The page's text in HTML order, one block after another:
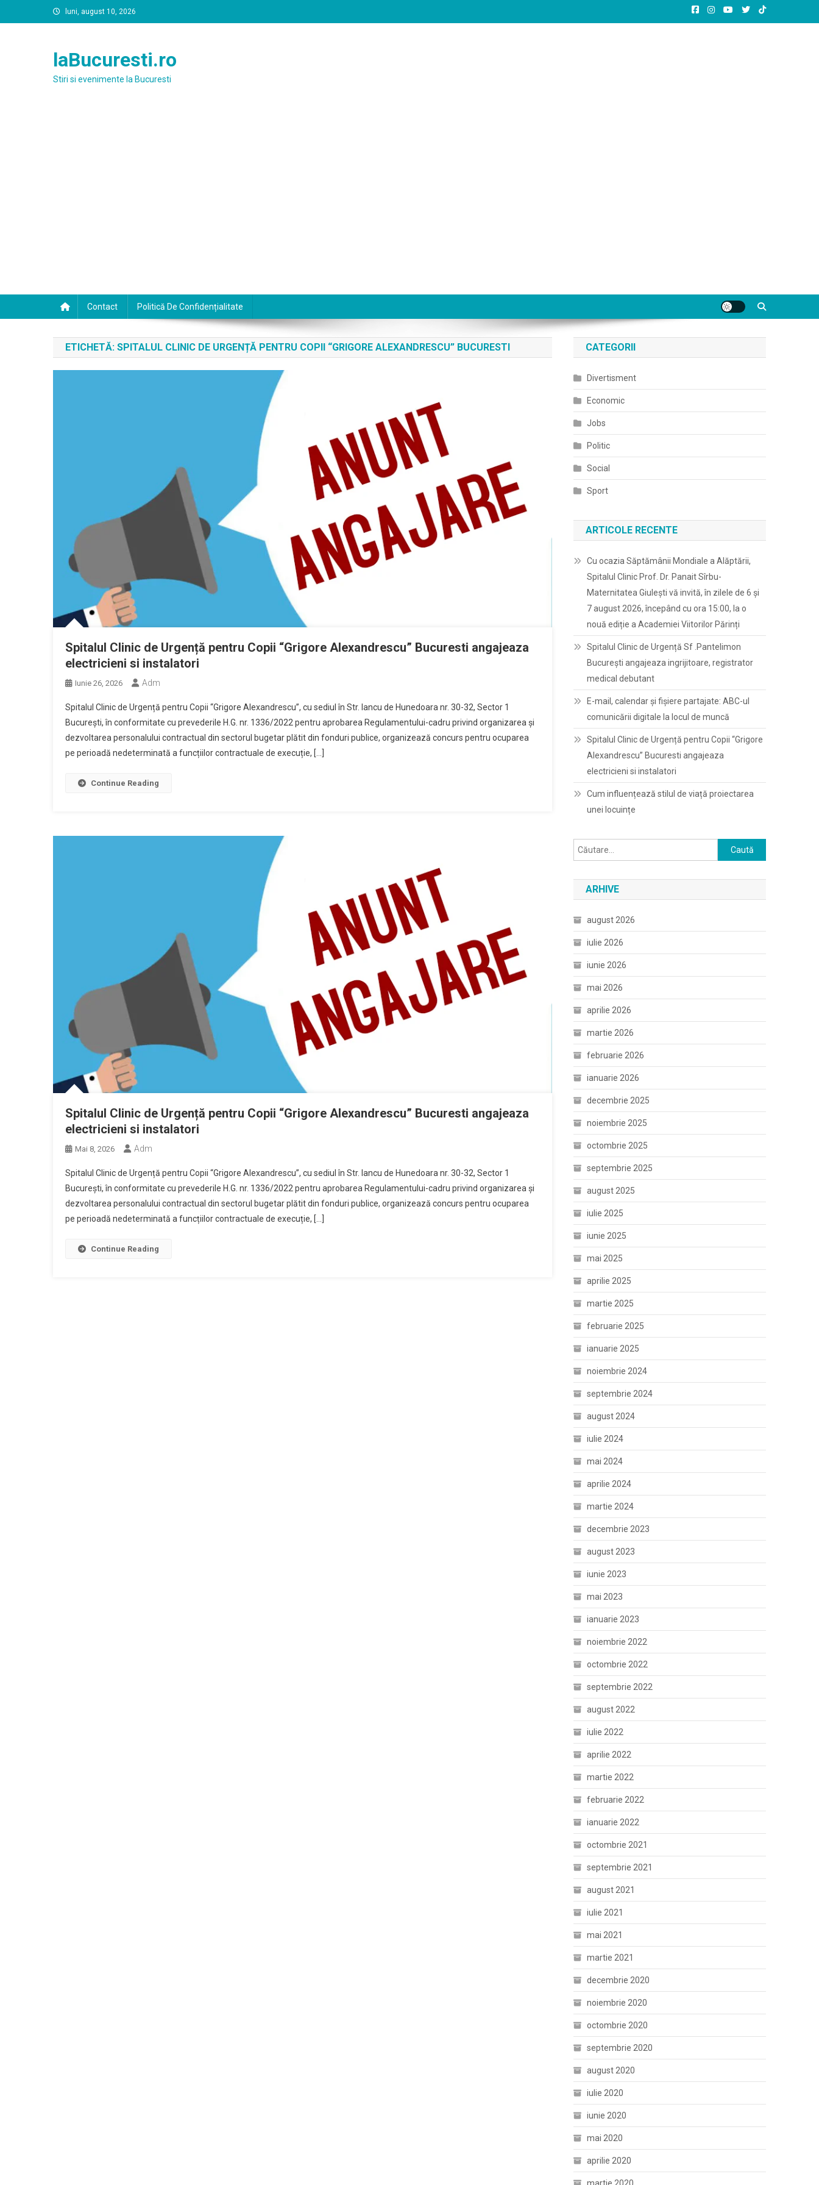
to
luni, august 10, 2026
laBucuresti.ro
Stiri si evenimente la Bucuresti
Contact Politică De Confidențialitate
ETICHETĂ: SPITALUL CLINIC DE URGENȚĂ PENTRU COPII “GRIGORE ALEXANDRESCU” BUCURESTI
Spitalul Clinic de Urgență pentru Copii “Grigore Alexandrescu” Bucuresti angajeaza
electricieni si instalatori
Iunie 26, 2026 Adm
Spitalul Clinic de Urgență pentru Copii “Grigore Alexandrescu”, cu sediul în Str. Iancu de Hunedoara nr. 30-32, Sector 1
Bucureşti, în conformitate cu prevederile H.G. nr. 1336/2022 pentru aprobarea Regulamentului-cadru privind organizarea şi
dezvoltarea personalului contractual din sectorul bugetar plătit din fonduri publice, organizează concurs pentru ocuparea
pe perioadă nedeterminată a funcțiilor contractuale de execuție, […]
Continue Reading
Spitalul Clinic de Urgență pentru Copii “Grigore Alexandrescu” Bucuresti angajeaza
electricieni si instalatori
Mai 8, 2026 Adm
Spitalul Clinic de Urgență pentru Copii “Grigore Alexandrescu”, cu sediul în Str. Iancu de Hunedoara nr. 30-32, Sector 1
Bucureşti, în conformitate cu prevederile H.G. nr. 1336/2022 pentru aprobarea Regulamentului-cadru privind organizarea şi
dezvoltarea personalului contractual din sectorul bugetar plătit din fonduri publice, organizează concurs pentru ocuparea
pe perioadă nedeterminată a funcțiilor contractuale de execuție, […]
Continue Reading
CATEGORII
Divertisment
Economic
Jobs
Politic
Social
Sport
ARTICOLE RECENTE
Cu ocazia Săptămânii Mondiale a Alăptării,
Spitalul Clinic Prof. Dr. Panait Sîrbu-
Maternitatea Giulești vă invită, în zilele de 6 și
7 august 2026, începând cu ora 15:00, la o
nouă ediție a Academiei Viitorilor Părinți
Spitalul Clinic de Urgență Sf .Pantelimon
București angajeaza ingrijitoare, registrator
medical debutant
E-mail, calendar şi fişiere partajate: ABC-ul
comunicării digitale la locul de muncă
Spitalul Clinic de Urgență pentru Copii “Grigore
Alexandrescu” Bucuresti angajeaza
electricieni si instalatori
Cum influențează stilul de viață proiectarea
unei locuințe
Caută
după:
ARHIVE
august 2026
iulie 2026
iunie 2026
mai 2026
aprilie 2026
martie 2026
februarie 2026
ianuarie 2026
decembrie 2025
noiembrie 2025
octombrie 2025
septembrie 2025
august 2025
iulie 2025
iunie 2025
mai 2025
aprilie 2025
martie 2025
februarie 2025
ianuarie 2025
noiembrie 2024
septembrie 2024
august 2024
iulie 2024
mai 2024
aprilie 2024
martie 2024
decembrie 2023
august 2023
iunie 2023
mai 2023
ianuarie 2023
noiembrie 2022
octombrie 2022
septembrie 2022
august 2022
iulie 2022
aprilie 2022
martie 2022
februarie 2022
ianuarie 2022
octombrie 2021
septembrie 2021
august 2021
iulie 2021
mai 2021
martie 2021
decembrie 2020
noiembrie 2020
octombrie 2020
septembrie 2020
august 2020
iulie 2020
iunie 2020
mai 2020
aprilie 2020